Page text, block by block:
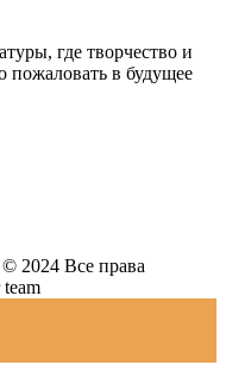
где творчество и
пожаловать в будущее
2024 Все права